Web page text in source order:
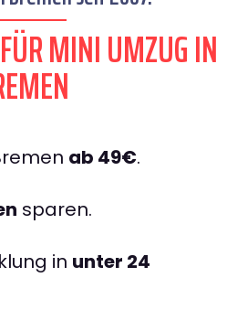
MINI UMZUG IN
ab 49€.
sparen.
in unter 24